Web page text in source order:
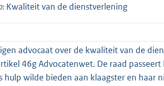
Kwaliteit van de dienstverlening
advocaat over de kwaliteit van de
46g Advocatenwet. De raad
hulp wilde bieden aan klaagster en haar